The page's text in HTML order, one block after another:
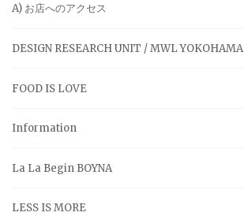
A) お店へのアクセス
DESIGN RESEARCH UNIT / MWL YOKOHAMA
FOOD IS LOVE
Information
La La Begin BOYNA
LESS IS MORE